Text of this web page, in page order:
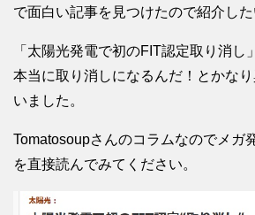
で面白い記事を見つけたので紹介した
「太陽光発電で初のFIT認定取り消し
本当に取り消しになるんだ！とかな
いました。
Tomatosoupさんのコラムなのでメガ
を直接読んでみてください。